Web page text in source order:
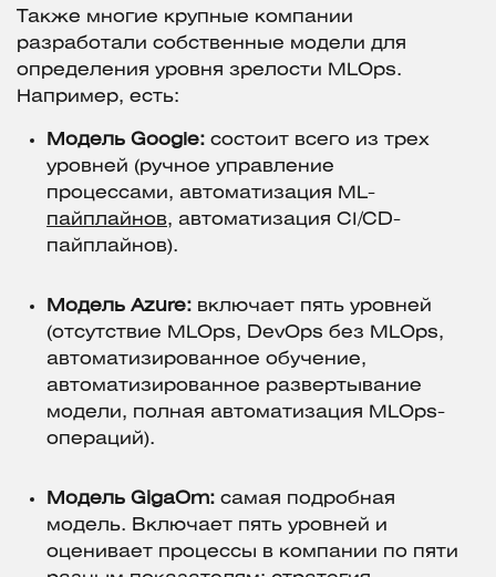
Также многие крупные компании
разработали собственные модели для
определения уровня зрелости MLOps.
Например, есть:
Модель Google: состоит всего из трех
уровней (ручное управление
процессами, автоматизация ML-
пайплайнов, автоматизация CI/CD-
пайплайнов).
Модель Azure: включает пять уровней
(отсутствие MLOps, DevOps без MLOps,
автоматизированное обучение,
автоматизированное развертывание
модели, полная автоматизация MLOps-
операций).
Модель GigaOm: самая подробная
модель. Включает пять уровней и
оценивает процессы в компании по пяти